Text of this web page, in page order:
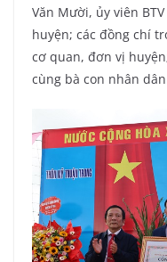
Văn Mười, ủy viên
huyện; các đồng chí
cơ quan, đơn vị
cùng bà con nhân